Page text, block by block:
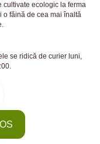
cultivate ecologic la ferma
o făină de cea mai înaltă
se ridică de curier luni,